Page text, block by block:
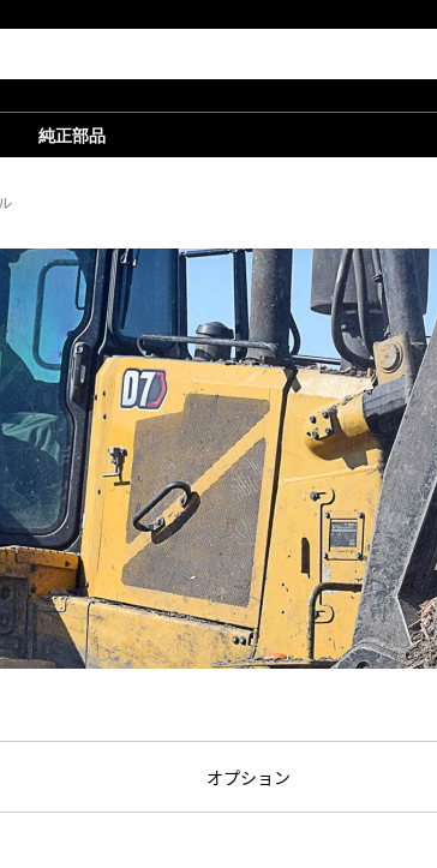
純正部品
オプション